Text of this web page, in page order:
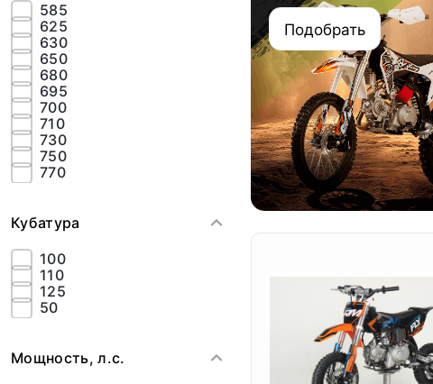
585
625
630
650
680
695
700
710
730
750
770
Кубатура
100
110
125
50
Мощность, л.с.
Подобрать